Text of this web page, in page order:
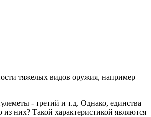
тяжелых видов оружия, например
- третий и т.д. Однако, единства
них? Такой характеристикой являются